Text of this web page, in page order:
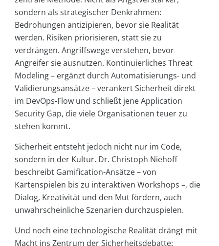
sondern als strategischer Denkrahmen:
Bedrohungen antizipieren, bevor sie Realität
werden. Risiken priorisieren, statt sie zu
verdrängen. Angriffswege verstehen, bevor
Angreifer sie ausnutzen. Kontinuierliches Threat
Modeling – ergänzt durch Automatisierungs- und
Validierungsansätze – verankert Sicherheit direkt
im DevOps-Flow und schließt jene Application
Security Gap, die viele Organisationen teuer zu
stehen kommt.
Sicherheit entsteht jedoch nicht nur im Code,
sondern in der Kultur. Dr. Christoph Niehoff
beschreibt Gamification-Ansätze – von
Kartenspielen bis zu interaktiven Workshops –, die
Dialog, Kreativität und den Mut fördern, auch
unwahrscheinliche Szenarien durchzuspielen.
Und noch eine technologische Realität drängt mit
Macht ins Zentrum der Sicherheitsdebatte: